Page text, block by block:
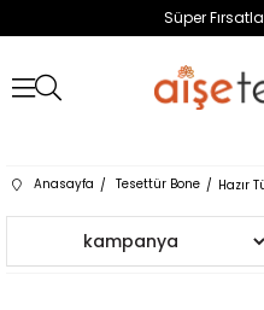
Süper
Anasayfa Tesettür Bone Hazır
Sıralama